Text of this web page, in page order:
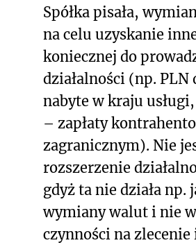
Spółka pisała,
na celu uzyskanie
koniecznej do
działalności (np. PLN
nabyte w kraju
– zapłaty
zagranicznym). Nie
rozszerzenie
gdyż ta nie działa np.
wymiany walut i nie
czynności na zlecenie